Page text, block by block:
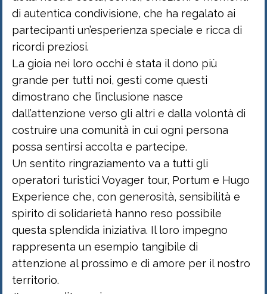
di autentica condivisione, che ha regalato ai
partecipanti un’esperienza speciale e ricca di
ricordi preziosi.
La gioia nei loro occhi è stata il dono più
grande per tutti noi, gesti come questi
dimostrano che l’inclusione nasce
dall’attenzione verso gli altri e dalla volontà di
costruire una comunità in cui ogni persona
possa sentirsi accolta e partecipe.
Un sentito ringraziamento va a tutti gli
operatori turistici Voyager tour, Portum e Hugo
Experience che, con generosità, sensibilità e
spirito di solidarietà hanno reso possibile
questa splendida iniziativa. Il loro impegno
rappresenta un esempio tangibile di
attenzione al prossimo e di amore per il nostro
territorio.